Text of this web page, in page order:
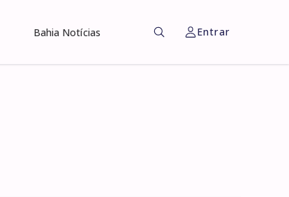
Bahia Notícias Entrar